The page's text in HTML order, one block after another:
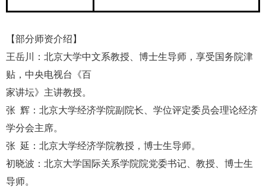
【部分师资介绍】
王岳川：北京大学中文系教授、博士生导师，享受国务院津
贴，中央电视台《百
家讲坛》主讲教授。
张 辉：北京大学经济学院副院长、学位评定委员会理论经济
学分会主席。
张 延：北京大学经济学院教授，博士生导师。
初晓波：北京大学国际关系学院院党委书记、教授、博士生
导师。